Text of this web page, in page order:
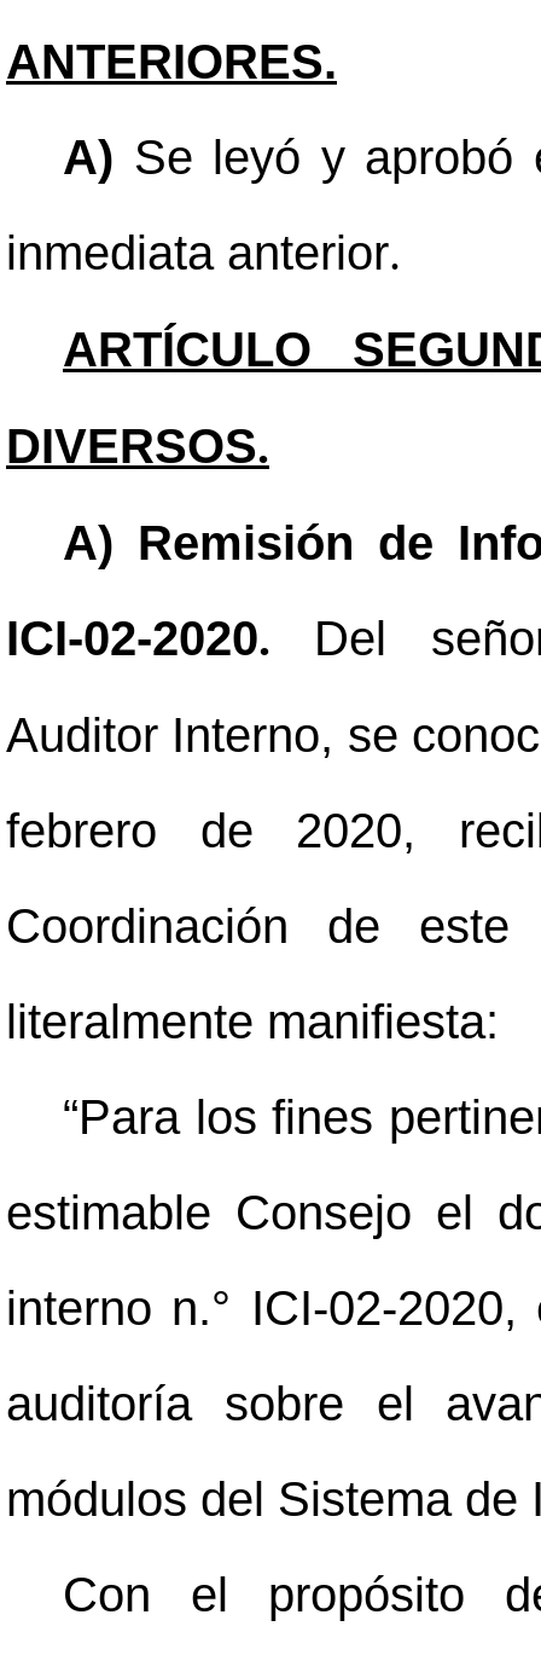
ANTERIORES.
A) Se leyó y aprobó
inmediata anterior.
ARTÍCULO
DIVERSOS.
A) Remisión de
ICI-02-2020.
Del
Auditor Interno, se
febrero de 2020,
Coordinación de
literalmente manifiesta:
“Para los fines
estimable Consejo el
interno n.° ICI-02-
auditoría sobre el
módulos del Sistema de
Con el propósito